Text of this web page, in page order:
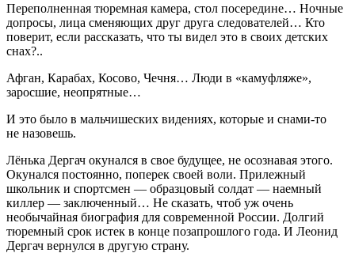
Переполненная тюремная камера, стол посередине… Ночные
допросы, лица сменяющих друг друга следователей… Кто
поверит, если рассказать, что ты видел это в своих детских
снах?..
Афган, Карабах, Косово, Чечня… Люди в «камуфляже»,
заросшие, неопрятные…
И это было в мальчишеских видениях, которые и снами-то
не назовешь.
Лёнька Дергач окунался в свое будущее, не осознавая этого.
Окунался постоянно, поперек своей воли. Прилежный
школьник и спортсмен — образцовый солдат — наемный
киллер — заключенный… Не сказать, чтоб уж очень
необычайная биография для современной России. Долгий
тюремный срок истек в конце позапрошлого года. И Леонид
Дергач вернулся в другую страну.